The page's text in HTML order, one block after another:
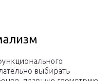
выбирать